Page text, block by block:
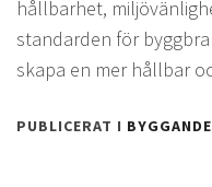
hållbarhet,
standarden för
skapa en mer hållbar
PUBLICERAT I BYGGANDE